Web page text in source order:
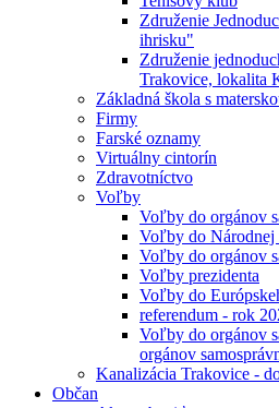
Združenie
ihrisku"
Združenie
Trakovice, lokalita
Základná škola s
Firmy
Farské oznamy
Virtuálny cintorín
Zdravotníctvo
Voľby
Voľby do orgánov
Voľby do Národnej
Voľby do orgánov
Voľby prezidenta
Voľby do
referendum - rok
Voľby do orgánov
orgánov
Kanalizácia Trakovice -
Občan